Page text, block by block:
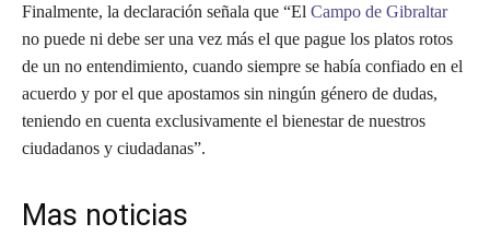
Finalmente, la declaración señala que “El Campo de Gibraltar
no puede ni debe ser una vez más el que pague los platos rotos
de un no entendimiento, cuando siempre se había confiado en el
acuerdo y por el que apostamos sin ningún género de dudas,
teniendo en cuenta exclusivamente el bienestar de nuestros
ciudadanos y ciudadanas”.
Mas noticias